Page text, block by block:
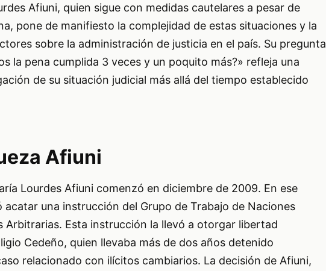
Afiuni, quien sigue con medidas cautelares a pesar de
pone de manifiesto la complejidad de estas situaciones y la
sobre la administración de justicia en el país. Su pregunta
la pena cumplida 3 veces y un poquito más?» refleja una
de su situación judicial más allá del tiempo establecido
Afiuni
Lourdes Afiuni comenzó en diciembre de 2009. En ese
acatar una instrucción del Grupo de Trabajo de Naciones
Arbitrarias. Esta instrucción la llevó a otorgar libertad
Cedeño, quien llevaba más de dos años detenido
relacionado con ilícitos cambiarios. La decisión de Afiuni,